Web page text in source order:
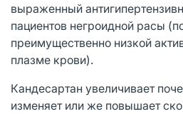
выраженный
пациентов негроидной расы
преимущественно низкой
плазме крови).
Кандесартан увеличивает
изменяет или же повышает